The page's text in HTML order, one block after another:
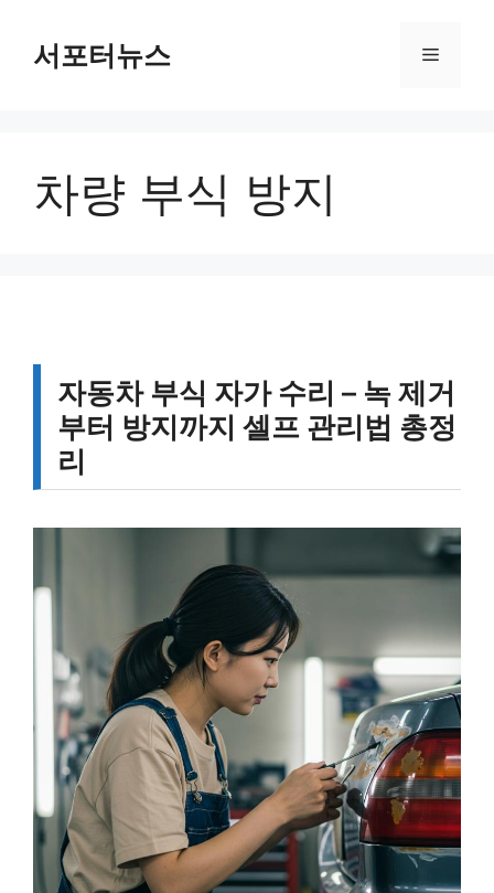
서포터뉴스 메
차량 부식 방지
자동차 부식 자가 수리 – 녹 제거
부터 방지까지 셀프 관리법 총정
리